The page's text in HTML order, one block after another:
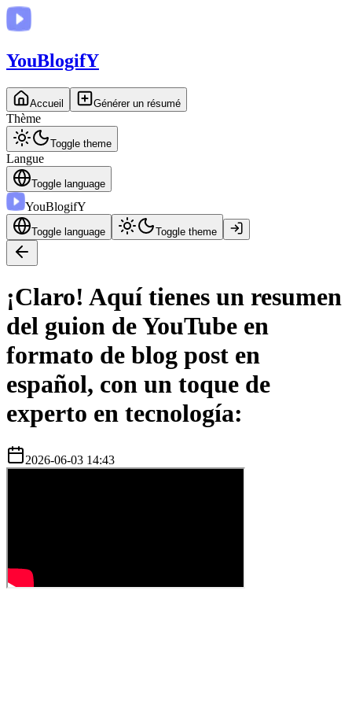
YouBlogifY
Accueil Générer un résumé
Thème
Toggle theme
Langue
Toggle language
YouBlogifY
Toggle language Toggle theme
¡Claro! Aquí tienes un resumen
del guion de YouTube en
formato de blog post en
español, con un toque de
experto en tecnología:
2026-06-03 14:43